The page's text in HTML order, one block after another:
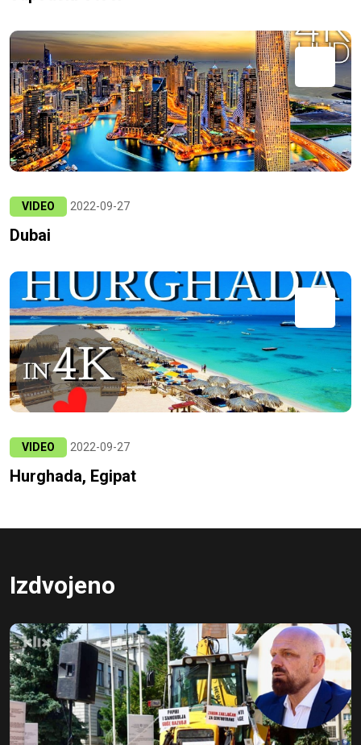
VIDEO 2022-09-27
Dubai
VIDEO 2022-09-27
Hurghada, Egipat
Izdvojeno